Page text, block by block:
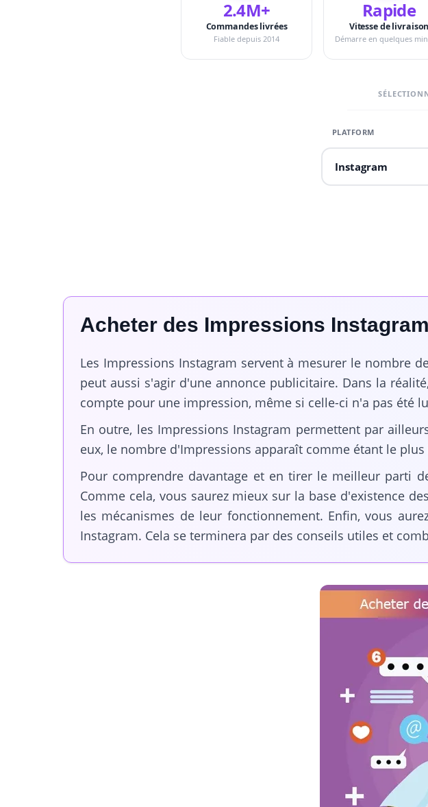
2.4M+
Commandes livrées
Fiable depuis 2014
Rapide
Vitesse de livraison
Démarre en quelques
Instagram
Acheter des Impressions Instagram
Les Impressions Instagram servent à mesurer le nombre
peut aussi s'agir d'une annonce publicitaire. Dans la
compte pour une impression, même si celle-ci n'a pas été
En outre, les Impressions Instagram permettent par
eux, le nombre d'Impressions apparaît comme étant le
Pour comprendre davantage et en tirer le meilleur parti
Comme cela, vous saurez mieux sur la base d'existence
les mécanismes de leur fonctionnement. Enfin, vous
Instagram. Cela se terminera par des conseils utiles et